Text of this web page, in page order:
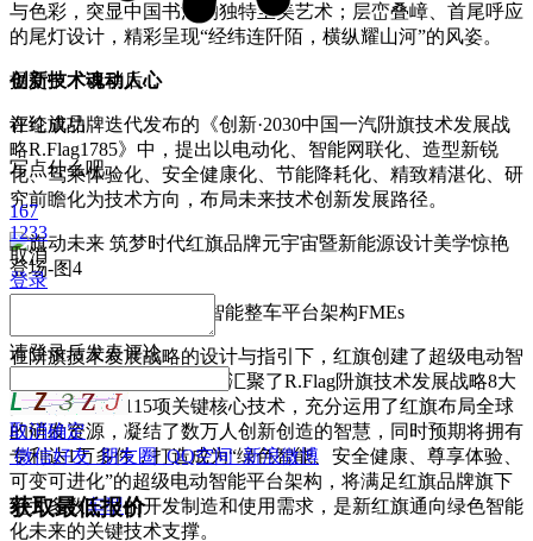
与色彩，突显中国书法的独特至美艺术；层峦叠嶂、首尾呼应
的尾灯设计，精彩呈现“经纬连阡陌，横纵耀山河”的风姿。
创新技术魂动人心
在红旗品牌迭代发布的《创新·2030中国一汽阩旗技术发展战
略R.Flag1785》中，提出以电动化、智能网联化、造型新锐
化、驾乘体验化、安全健康化、节能降耗化、精致精湛化、研
究前瞻化为技术方向，布局未来技术创新发展路径。
超级电动智能整车平台架构FMEs
在阩旗技术发展战略的设计与指引下，红旗创建了超级电动智
能整车平台架构FMEs，它汇聚了R.Flag阩旗技术发展战略8大
技术领域群，115项关键核心技术，充分运用了红旗布局全球
的研发资源，凝结了数万人创新创造的智慧，同时预期将拥有
专利达1万多件，打造成为“绿色智能、安全健康、尊享体验、
可变可进化”的超级电动智能平台架构，将满足红旗品牌旗下
绝大多数车型的开发制造和使用需求，是新红旗通向绿色智能
化未来的关键技术支撑。
提交中，请稍后...
评论成功
写点什么吧
167
1233
取消
登录
请登录后发表评论
取消确定
微信好友 朋友圈 QQ空间 新浪微博
获取最低报价